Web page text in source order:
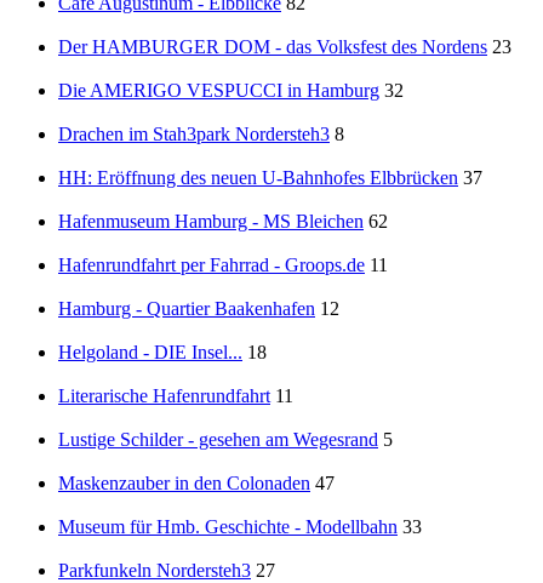
Der HAMBURGER DOM - das Volksfest des Nordens 23
Die AMERIGO VESPUCCI in Hamburg 32
Drachen im Stah3park Nordersteh3 8
HH: Eröffnung des neuen U-Bahnhofes Elbbrücken 37
Hafenmuseum Hamburg - MS Bleichen 62
Hafenrundfahrt per Fahrrad - Groops.de 11
Hamburg - Quartier Baakenhafen 12
Helgoland - DIE Insel... 18
Literarische Hafenrundfahrt 11
Lustige Schilder - gesehen am Wegesrand 5
Maskenzauber in den Colonaden 47
Museum für Hmb. Geschichte - Modellbahn 33
Parkfunkeln Nordersteh3 27